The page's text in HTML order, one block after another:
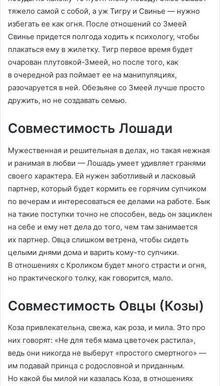
тяжело самой с собой, а уж Тигру и Свинье — нужно
избегать ее как огня. После отношений со Змеей
Свинье придется полгода ходить к психологу, чтобы
плакаться ему в жилетку. Тигр первое время будет
очарован плутовкой-Змеей, но после того, как
в очередной раз поймает ее на манипуляциях,
разочаруется в ней. Обезьяне со Змеей лучше просто
дружить, но не создавать семью.
Совместимость Лошади
Мужественная и решительная в делах, но такая нежная
и ранимая в любви — Лошадь умеет удивляет гранями
своего характера. Ей нужен заботливый и ласковый
партнер, который будет кормить ее горячим супчиком
по вечерам и интересоваться ее делами на работе. Бык
на такие поступки точно не способен, ведь он зациклен
на себе и ему нет дела до того, чем там занимается
их партнер. Овца слишком ветрена, чтобы сидеть
целыми днями дома и варить кому-то супчики.
В отношениях с Кроликом будет много страсти и огня,
но практического толку, как говорится, мало.
Совместимость Овцы (Козы)
Коза привлекательна, свежа, как роза, и мила. Это про
них говорят: «Не для тебя мама цветочек растила»,
ведь они никогда не выберут «простого смертного» —
им подавай принца с родословной и приданным.
Но какой бы милой ни казалась Коза, в отношениях